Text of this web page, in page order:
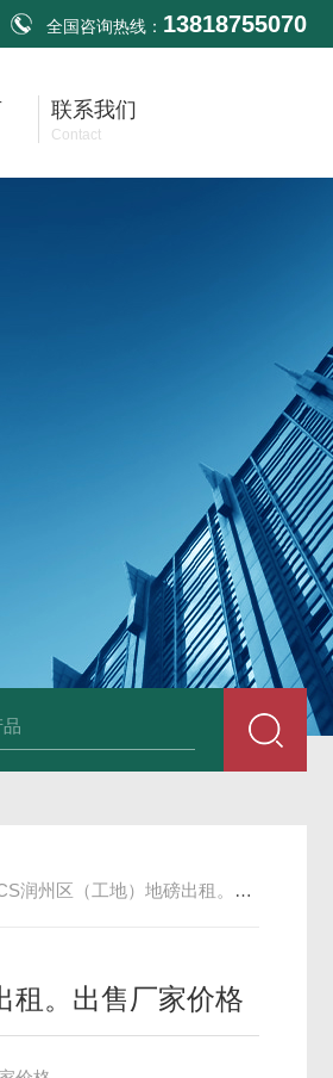
全国咨询热线： 13818755070
联系我们
Contact
润州区（工地）地磅出租。出售厂家价格
租。出售厂家价格